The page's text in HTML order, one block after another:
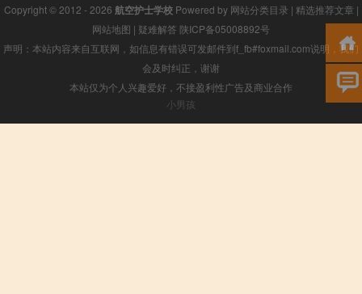
Copyright © 2012 - 2026 航空护士学校Powered by 网站分类目录 | 精选推荐文章 |
网站地图 | 疑难解答 陕ICP备05008892号
声明：本站内容来自互联网，如信息有错误可发邮件到f_fb#foxmail.com说明，我们
会及时纠正，谢谢
本站仅为个人兴趣爱好，不接盈利性广告及商业合作
小男孩